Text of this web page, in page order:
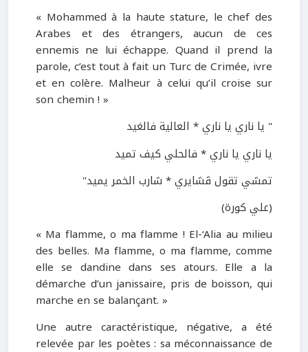
« Mohammed à la haute stature, le chef des
Arabes et des étrangers, aucun de ces
ennemis ne lui échappe. Quand il prend la
parole, c’est tout à fait un Turc de Crimée, ivre
et en colère. Malheur à celui qu’il croise sur
son chemin ! »
" يا ناري يا ناري * العالية فالغيد
يا ناري يا ناري * فالحلي كيف تميد
تمشي تقول ڤشايري * شارب الخمر يميد"
(علي كورة)
« Ma flamme, o ma flamme ! El-‘Alia au milieu
des belles. Ma flamme, o ma flamme, comme
elle se dandine dans ses atours. Elle a la
démarche d’un janissaire, pris de boisson, qui
marche en se balançant. »
Une autre caractéristique, négative, a été
relevée par les poètes : sa méconnaissance de